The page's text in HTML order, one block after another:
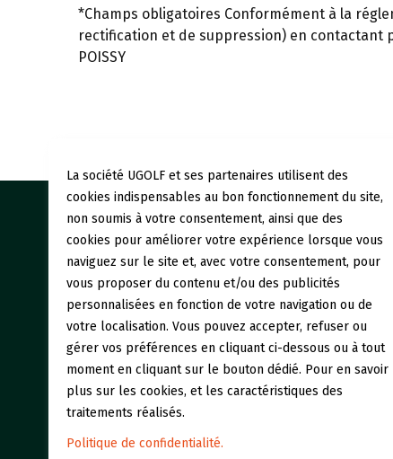
*Champs obligatoires Conformément à la
rectification et de suppression) en contactant
POISSY
Nos
La société UGOLF et ses partenaires utilisent des
cookies indispensables au bon fonctionnement du site,
non soumis à votre consentement, ainsi que des
cookies pour améliorer votre expérience lorsque vous
naviguez sur le site et, avec votre consentement, pour
vous proposer du contenu et/ou des publicités
personnalisées en fonction de votre navigation ou de
votre localisation. Vous pouvez accepter, refuser ou
gérer vos préférences en cliquant ci-dessous ou à tout
moment en cliquant sur le bouton dédié. Pour en savoir
plus sur les cookies, et les caractéristiques des
traitements réalisés.
Politique de confidentialité.